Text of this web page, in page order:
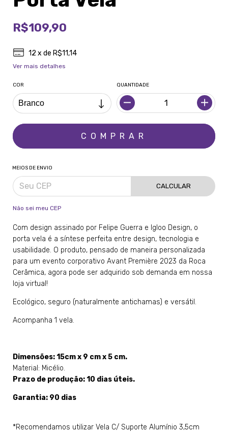
R$109,90
12 x de R$11,14
Ver mais detalhes
COR QUANTIDADE
MEIOS DE ENVIO
CALCULAR
Não sei meu CEP
Com design assinado por Felipe Guerra e Igloo Design, o
porta vela é a síntese perfeita entre design, tecnologia e
usabilidade. O produto, pensado de maneira personalizada
para um evento corporativo Avant Première 2023 da Roca
Cerâmica, agora pode ser adquirido sob demanda em nossa
loja virtual!
Ecológico, seguro (naturalmente antichamas) e versátil.
Acompanha 1 vela.
Dimensões: 15cm x 9 cm x 5 cm.
Material: Micélio.
Prazo de produção: 10 dias úteis.
Garantia: 90 dias
*Recomendamos utilizar Vela C/ Suporte Alumínio 3,5cm